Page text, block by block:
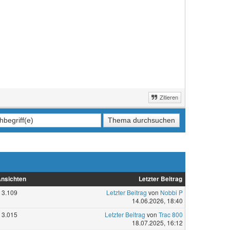
Zitieren
Letzter Beitrag
3.109 Letzter Beitrag von Nobbi P
14.06.2026, 18:40
3.015 Letzter Beitrag von Trac 800
18.07.2025, 16:12